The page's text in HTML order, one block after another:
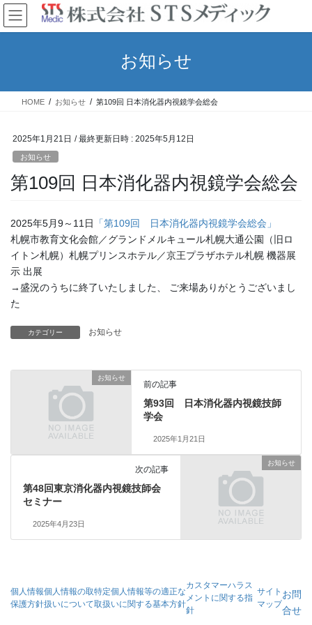
コ
ン
テ
ス
ナ
ビ
ゲ
ン
お知らせ
HOME お知らせ 第109回 日本消化器内視鏡学会総会
2025年1月21日 / 最終更新日時 : 2025年5月12日
お知らせ
第109回 日本消化器内視鏡学会総会
2025年5月9～11日
「第109回 日本消化器内視鏡学会総会」
札幌市教育文化会館／グランドメルキュール札幌大通公園（旧ロ
イトン札幌）札幌プリンスホテル／京王プラザホテル札幌 機器展
示 出展
→盛況のうちに終了いたしました、 ご来場ありがとうございまし
た
カテゴリー お知らせ
お知らせ
前の記事
第93回 日本消化器内視鏡技師
学会
2025年1月21日
お知らせ
次の記事
第48回東京消化器内視鏡技師会
セミナー
2025年4月23日
個人情報
保護方針
個人情報の取
扱いについて
特定個人情報等の適正な
取扱いに関する基本方針
カスタマーハラス
メントに関する指
針
サイト
マップ
お問
合せ